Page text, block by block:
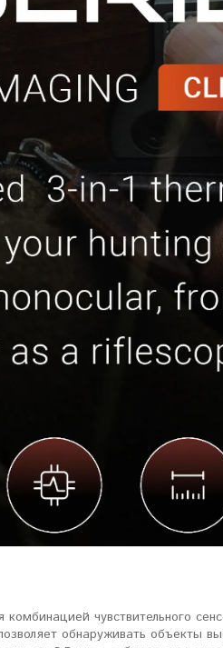
чувствительного
обнаруживать объекты